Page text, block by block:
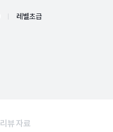
레벨초급
리뷰 자료